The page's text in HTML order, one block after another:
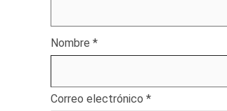
Nombre *
Correo electrónico *